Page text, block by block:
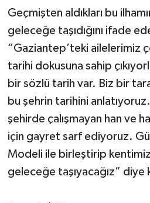
Geçmişten aldıkları bu
geleceğe taşıdığını ifade
“Gaziantep’teki ailelerimiz
tarihi dokusuna sahip
bir sözlü tarih var. Biz bir
bu şehrin tarihini
şehirde çalışmayan han ve
için gayret sarf ediyoruz.
Modeli ile birleştirip
geleceğe taşıyacağız” diye